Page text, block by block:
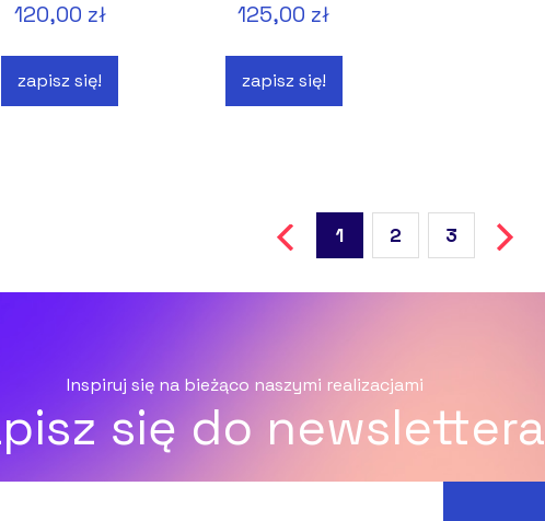
120,00 zł
zapisz się!
125,00 zł
zapisz się!
1 2 3
Inspiruj się na bieżąco naszymi realizacjami
się do newslettera